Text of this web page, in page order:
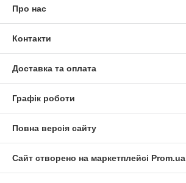
Про нас
Контакти
Доставка та оплата
Графік роботи
Повна версія сайту
Сайт створено на маркетплейсі Prom.ua